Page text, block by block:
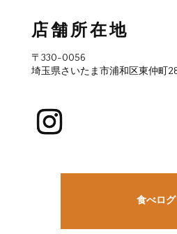
店舗所在地
〒330-0056
埼玉県さいたま市浦和区東仲町
食べログ